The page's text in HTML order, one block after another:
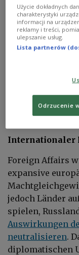
sehen den
Konflikt zur
seit dem Ende
keinen offenen
Internationaler
Foreign Affairs
expansive
jedoch Länder
spielen,
Auswirkungen
neutralisieren.
diplomatischen
Użycie dokładnych
charakterystyki
informacji na
reklamy i treści,
ulepszanie usług.
Lista partnerów
Odrzucenie